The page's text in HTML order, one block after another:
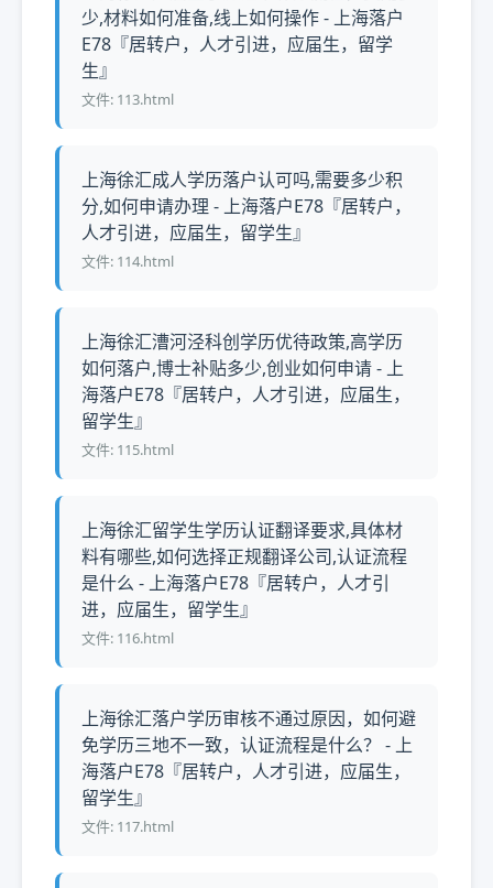
少,材料如何准备,线上如何操作 - 上海落户
E78『居转户，人才引进，应届生，留学
生』
文件: 113.html
上海徐汇成人学历落户认可吗,需要多少积
分,如何申请办理 - 上海落户E78『居转户，
人才引进，应届生，留学生』
文件: 114.html
上海徐汇漕河泾科创学历优待政策,高学历
如何落户,博士补贴多少,创业如何申请 - 上
海落户E78『居转户，人才引进，应届生，
留学生』
文件: 115.html
上海徐汇留学生学历认证翻译要求,具体材
料有哪些,如何选择正规翻译公司,认证流程
是什么 - 上海落户E78『居转户，人才引
进，应届生，留学生』
文件: 116.html
上海徐汇落户学历审核不通过原因，如何避
免学历三地不一致，认证流程是什么？ - 上
海落户E78『居转户，人才引进，应届生，
留学生』
文件: 117.html